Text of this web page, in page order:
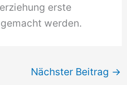
erste
werden.
Nächster Beitrag →